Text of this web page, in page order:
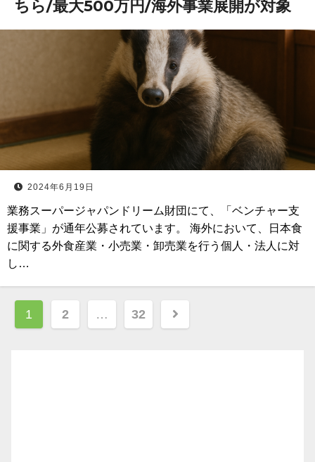
ちら/最大500万円/海外事業展開が対象
2024年6月19日
業務スーパージャパンドリーム財団にて、「ベンチャー支
援事業」が通年公募されています。 海外において、日本食
に関する外食産業・小売業・卸売業を行う個人・法人に対
し…
投
稿
1 2 … 32